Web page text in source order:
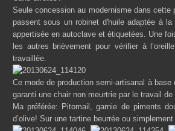
Seule concession au modernisme dans
passent sous un robinet d'huile adaptée à
appertisée en autoclave et étiquetées. Une
les autres brièvement pour vérifier à
travaillée.
Ce mode de production semi-artisanal à
garanti une chair non meurtrie par le travail
Ma préférée: Pitomail, garnie de piments
d’olive! Sur une tartine beurrée ou